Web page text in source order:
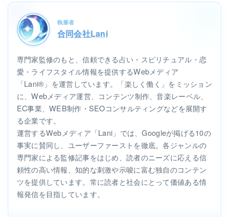
執筆者
合同会社Lani
専門家監修のもと、信頼できる占い・スピリチュアル・恋
愛・ライフスタイル情報を提供するWebメディア
「Lani®」を運営しています。「楽しく働く」をミッション
に、Webメディア運営、コンテンツ制作、音楽レーベル、
EC事業、WEB制作・SEOコンサルティングなどを展開す
る企業です。
運営するWebメディア「Lani」では、Googleが掲げる10の
事実に賛同し、ユーザーファーストを徹底。各ジャンルの
専門家による監修記事をはじめ、読者のニーズに応える信
頼性の高い情報、知的な刺激や示唆に富む独自のコンテン
ツを提供しています。常に読者と社会にとって価値ある情
報発信を目指しています。